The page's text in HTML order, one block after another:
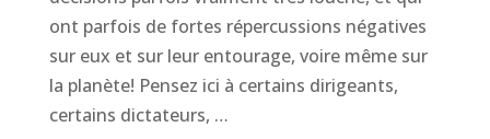
ont parfois de fortes répercussions négatives
sur eux et sur leur entourage, voire même sur
la planète! Pensez ici à certains dirigeants,
certains dictateurs, …